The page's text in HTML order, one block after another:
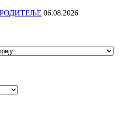
06.08.2026